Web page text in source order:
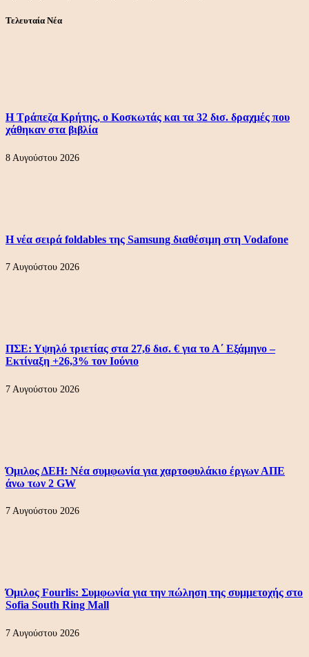
Τελευταία Νέα
Η Τράπεζα Κρήτης, ο Κοσκωτάς και τα 32 δισ. δραχμές που
χάθηκαν στα βιβλία
8 Αυγούστου 2026
Η νέα σειρά foldables της Samsung διαθέσιμη στη Vodafone
7 Αυγούστου 2026
ΠΣΕ: Υψηλό τριετίας στα 27,6 δισ. € για το Α΄ Εξάμηνο –
Εκτίναξη +26,3% τον Ιούνιο
7 Αυγούστου 2026
Όμιλος ΔΕΗ: Νέα συμφωνία για χαρτοφυλάκιο έργων ΑΠΕ
άνω των 2 GW
7 Αυγούστου 2026
Όμιλος Fourlis: Συμφωνία για την πώληση της συμμετοχής στο
Sofia South Ring Mall
7 Αυγούστου 2026